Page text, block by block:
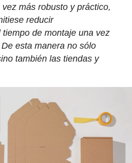
más robusto y práctico,
reducir
de montaje una vez
esta manera no sólo
también las tiendas y